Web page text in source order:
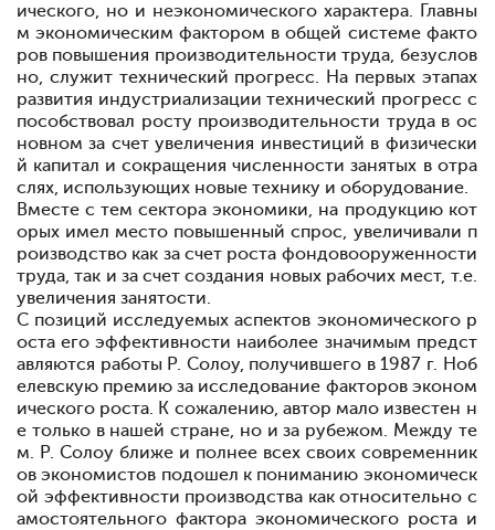
ического, но и неэкономического характера. Главны
м экономическим фактором в общей системе факто
ров повышения производительности труда, безуслов
но, служит технический прогресс. На первых этапах
развития индустриализации технический прогресс с
пособствовал росту производительности труда в ос
новном за счет увеличения инвестиций в физически
й капитал и сокращения численности занятых в отра
слях, использующих новые технику и оборудование.
Вместе с тем сектора экономики, на продукцию кот
орых имел место повышенный спрос, увеличивали п
роизводство как за счет роста фондовооруженности
труда, так и за счет создания новых рабочих мест, т.е.
увеличения занятости.
С позиций исследуемых аспектов экономического р
остаего эффективности наиболее значимым предст
авляются работы Р. Солоу, получившего в 1987 г. Ноб
елевскую премию за исследование факторов эконом
ического роста. К сожалению, автор мало известен н
е только в нашей стране, но и за рубежом. Между те
м. Р. Солоу ближе и полнее всех своих современник
овэкономистов подошел к пониманию экономическ
ой эффективности производства как относительно с
амостоятельного фактора экономического роста и